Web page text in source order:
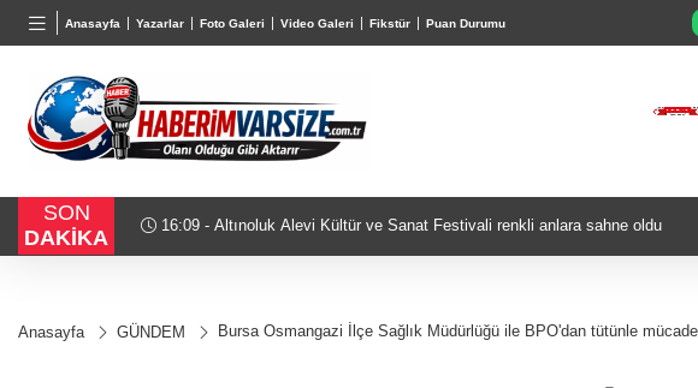
Anasayfa Yazarlar Foto Galeri Video Galeri Fikstür Puan Durumu
BGN
27,9743 %-0,22
VND
0,0018%0,32
6.660,55
SON
DAKİKA
15:53 - Arbil Akın kadın muhtarlarla buluştu
Anasayfa GÜNDEM Bursa Osmangazi İlçe Sağlık Müdürlüğü ile BPO'dan tütünle